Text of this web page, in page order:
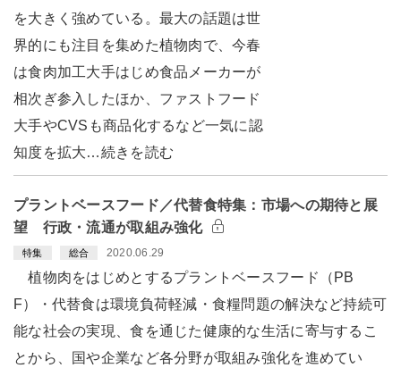
を大きく強めている。最大の話題は世
界的にも注目を集めた植物肉で、今春
は食肉加工大手はじめ食品メーカーが
相次ぎ参入したほか、ファストフード
大手やCVSも商品化するなど一気に認
知度を拡大…続きを読む
プラントベースフード／代替食特集：市場への期待と展
望 行政・流通が取組み強化
特集 総合 2020.06.29
植物肉をはじめとするプラントベースフード（PB
F）・代替食は環境負荷軽減・食糧問題の解決など持続可
能な社会の実現、食を通じた健康的な生活に寄与するこ
とから、国や企業など各分野が取組み強化を進めてい